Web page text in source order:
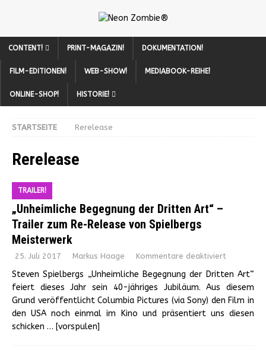
CONTENT! PRINT-MAGAZIN! DOKUMENTATION!
FILM-EDITIONEN! WEB-SHOW! MEDIABOOK-REIHE!
ONLINE-SHOP! HISTORIE!
STARTSEITE Rerelease
Rerelease
TRAILER!
„Unheimliche Begegnung der Dritten Art“ –
Trailer zum Re-Release von Spielbergs
Meisterwerk
25. Juli 2017 Markus Haage Kommentare deaktiviert
Steven Spielbergs „Unheimliche Begegnung der Dritten Art“
feiert dieses Jahr sein 40-jähriges Jubiläum. Aus diesem
Grund veröffentlicht Columbia Pictures (via Sony) den Film in
den USA noch einmal im Kino und präsentiert uns diesen
schicken … [vorspulen]